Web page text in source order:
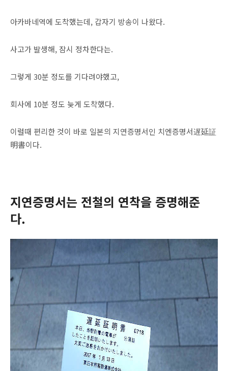
아카바네역에 도착했는데, 갑자기 방송이 나왔다.
사고가 발생해, 잠시 정차한다는.
그렇게 30분 정도를 기다려야했고,
회사에 10분 정도 늦게 도착했다.
이럴때 편리한 것이 바로 일본의 지연증명서인 치엔증명서遅延証
明書이다.
지연증명서는 전철의 연착을 증명해준
다.